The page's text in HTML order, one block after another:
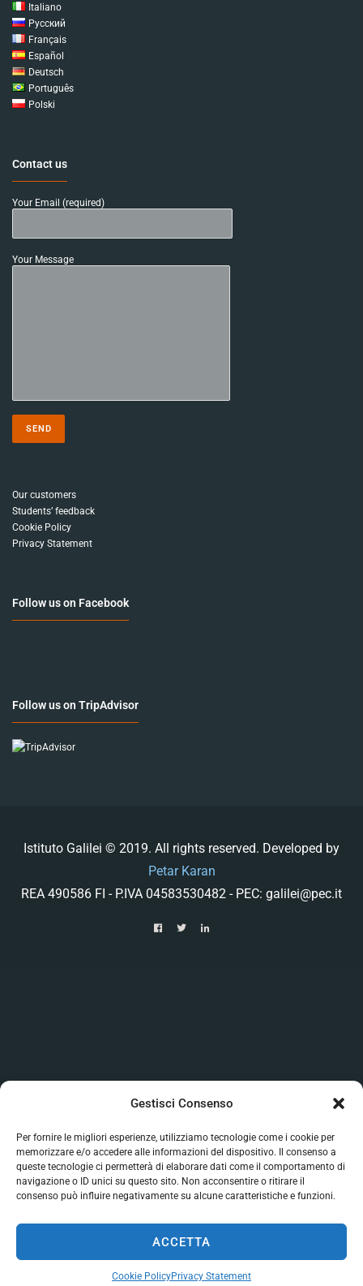
Gestisci Consenso
Per fornire le migliori esperienze, utilizziamo tecnologie come i cookie per
memorizzare e/o accedere alle informazioni del dispositivo. Il consenso a
queste tecnologie ci permetterà di elaborare dati come il comportamento di
navigazione o ID unici su questo sito. Non acconsentire o ritirare il
consenso può influire negativamente su alcune caratteristiche e funzioni.
ACCETTA
Cookie PolicyPrivacy Statement
Italiano
Русский
Français
Español
Deutsch
Português
Polski
Contact us
Your Email (required)
Your Message
Our customers
Students’ feedback
Cookie Policy
Privacy Statement
Follow us on Facebook
Follow us on TripAdvisor
Istituto Galilei © 2019. All rights reserved. Developed by
Petar Karan
REA 490586 FI - P.IVA 04583530482 - PEC: galilei@pec.it